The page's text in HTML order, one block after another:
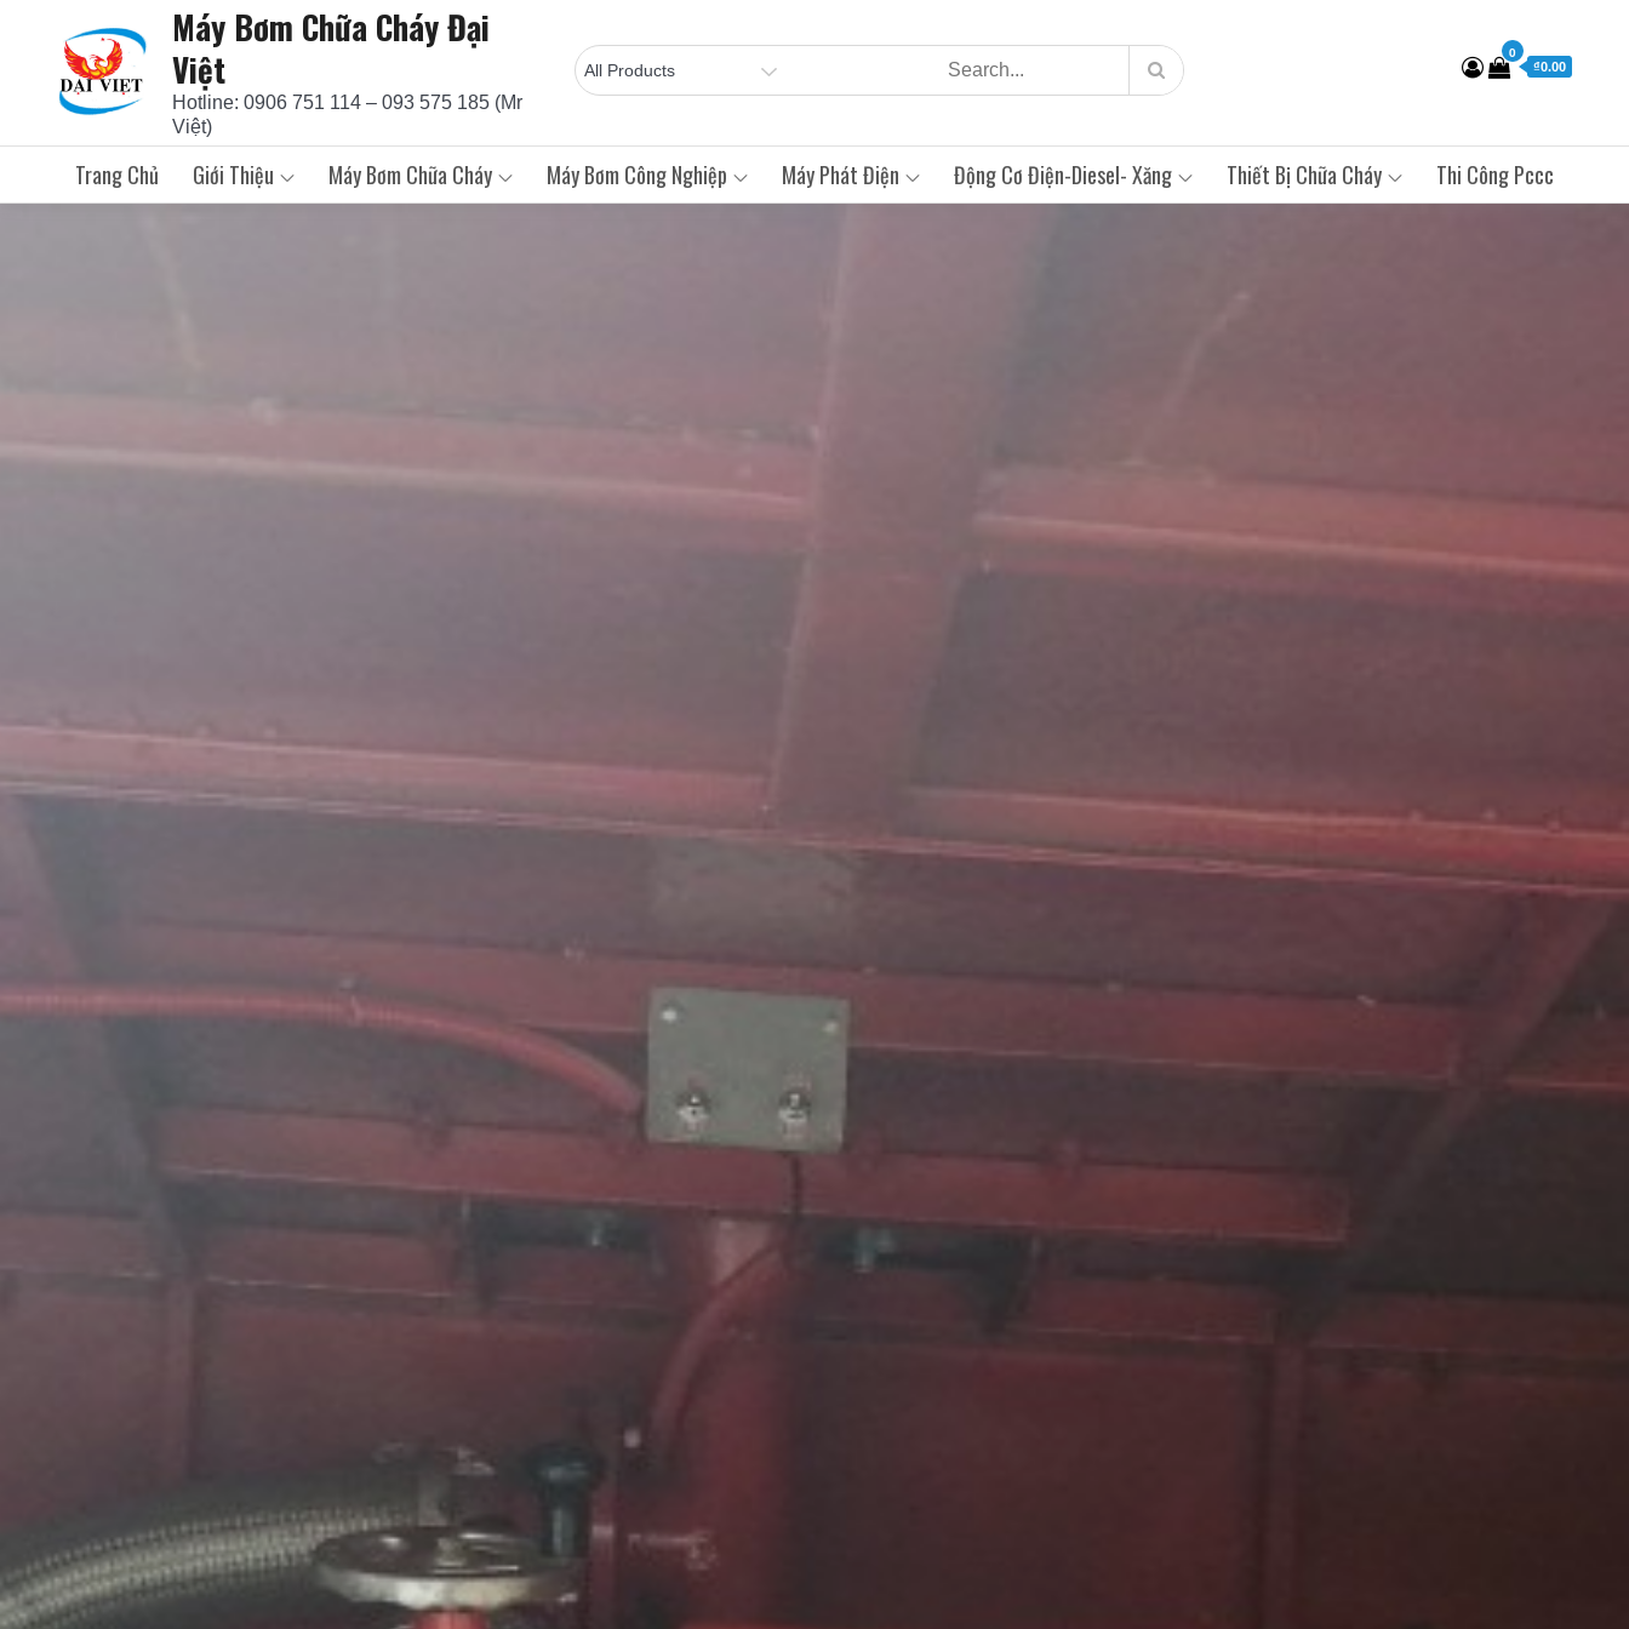
content
Máy Bơm Chữa Cháy Đại
Việt
Hotline: 0906 751 114 – 093 575 185 (Mr
Việt)
0
₫0.00
Trang Chủ Giới Thiệu Máy Bơm Chữa Cháy Máy Bơm Công Nghiệp Máy Phát Điện Động Cơ Điện-Diesel- Xăng Thiết Bị Chữa Cháy Thi Công Pccc